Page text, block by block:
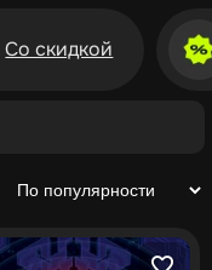
Со скидкой